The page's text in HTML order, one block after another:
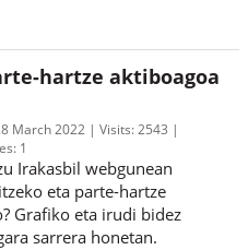
hartze aktiboagoa
March 2022 Visits:2543
1
Irakasbil webgunean
eta parte-hartze
Grafiko eta irudi bidez
sarrera honetan.